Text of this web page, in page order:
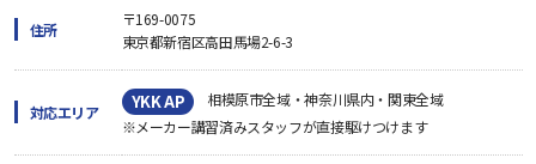
住所
〒169-0075
東京都新宿区高田馬場2-6-3
対応エリア YKK AP
相模原市全域・神奈川県内・関東全域
※メーカー講習済みスタッフが直接駆けつけます